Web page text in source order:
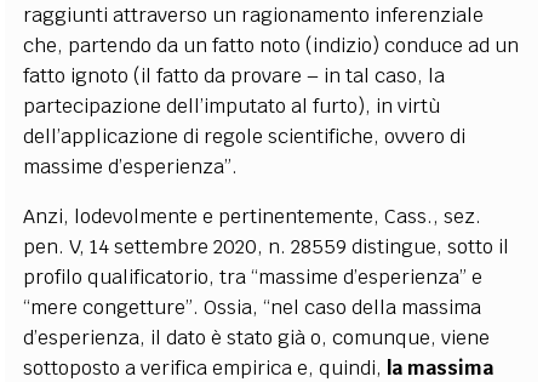
raggiunti attraverso un ragionamento inferenziale
che, partendo da un fatto noto (indizio) conduce ad un
fatto ignoto (il fatto da provare – in tal caso, la
partecipazione dell’imputato al furto), in virtù
dell’applicazione di regole scientifiche, ovvero di
massime d’esperienza”.
Anzi, lodevolmente e pertinentemente, Cass., sez.
pen. V, 14 settembre 2020, n. 28559 distingue, sotto il
profilo qualificatorio, tra “massime d’esperienza” e
“mere congetture”. Ossia, “nel caso della massima
d’esperienza, il dato è stato già o, comunque, viene
sottoposto a verifica empirica e, quindi, la massima